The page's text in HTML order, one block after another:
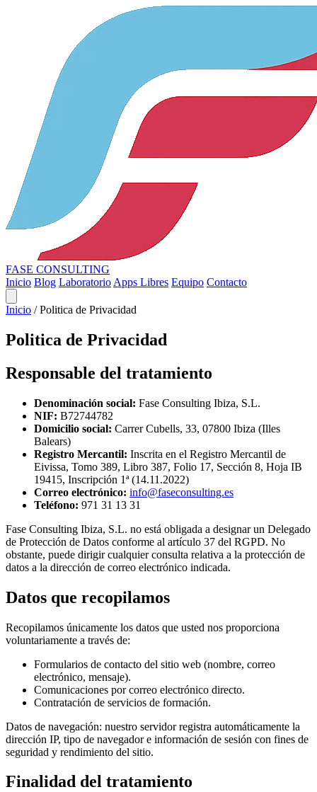
FASE CONSULTING
Inicio Blog Laboratorio Apps Libres Equipo Contacto
Inicio / Politica de Privacidad
Politica de Privacidad
Responsable del tratamiento
Denominación social: Fase Consulting Ibiza, S.L.
NIF: B72744782
Domicilio social: Carrer Cubells, 33, 07800 Ibiza (Illes
Balears)
Registro Mercantil: Inscrita en el Registro Mercantil de
Eivissa, Tomo 389, Libro 387, Folio 17, Sección 8, Hoja IB
19415, Inscripción 1ª (14.11.2022)
Correo electrónico: info@faseconsulting.es
Teléfono: 971 31 13 31
Fase Consulting Ibiza, S.L. no está obligada a designar un Delegado
de Protección de Datos conforme al artículo 37 del RGPD. No
obstante, puede dirigir cualquier consulta relativa a la protección de
datos a la dirección de correo electrónico indicada.
Datos que recopilamos
Recopilamos únicamente los datos que usted nos proporciona
voluntariamente a través de:
Formularios de contacto del sitio web (nombre, correo
electrónico, mensaje).
Comunicaciones por correo electrónico directo.
Contratación de servicios de formación.
Datos de navegación: nuestro servidor registra automáticamente la
dirección IP, tipo de navegador e información de sesión con fines de
seguridad y rendimiento del sitio.
Finalidad del tratamiento